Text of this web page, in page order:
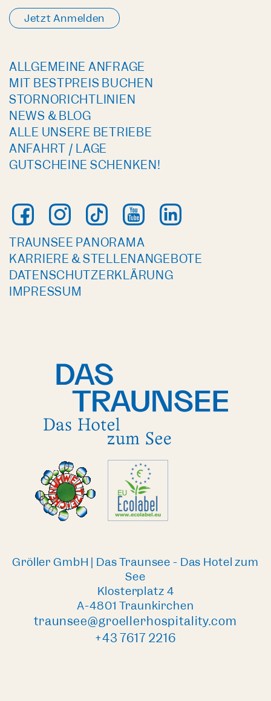
Jetzt Anmelden
ALLGEMEINE ANFRAGE
MIT BESTPREIS BUCHEN
STORNORICHTLINIEN
NEWS & BLOG
ALLE UNSERE BETRIEBE
ANFAHRT / LAGE
GUTSCHEINE SCHENKEN!
TRAUNSEE PANORAMA
KARRIERE & STELLENANGEBOTE
DATENSCHUTZERKLÄRUNG
IMPRESSUM
Gröller GmbH | Das Traunsee - Das Hotel zum
See
Klosterplatz 4
A-4801 Traunkirchen
traunsee@groellerhospitality.com
+43 7617 2216